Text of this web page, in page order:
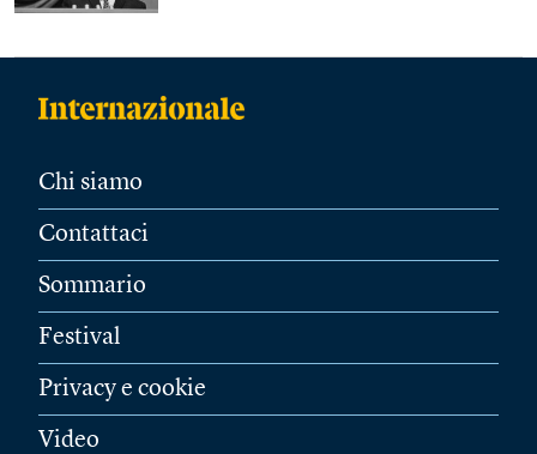
Chi siamo
Contattaci
Sommario
Festival
Privacy e cookie
Video